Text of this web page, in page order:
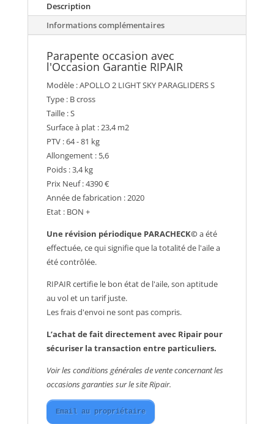
Description
Informations complémentaires
Parapente occasion avec
l'Occasion Garantie RIPAIR
Modèle : APOLLO 2 LIGHT SKY PARAGLIDERS S
Type : B cross
Taille : S
Surface à plat : 23,4 m2
PTV : 64 - 81 kg
Allongement : 5,6
Poids : 3,4 kg
Prix Neuf : 4390 €
Année de fabrication : 2020
Etat : BON +
Une révision périodique PARACHECK©a été
effectuée, ce qui signifie que la totalité de l'aile a
été contrôlée.
RIPAIR certifie le bon état de l'aile, son aptitude
au vol et un tarif juste.
Les frais d'envoi ne sont pas compris.
L’achat de fait directement avec Ripair pour
sécuriser la transaction entre particuliers.
Voir les conditions générales de vente concernant les
occasions garanties sur le site Ripair.
Email au propriétaire